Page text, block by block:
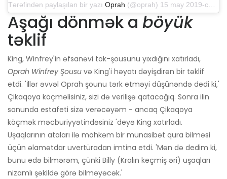
Tərəfindən paylaşılan bir yazı Oprah (@oprah) 15 may 2019-cu il tarixində 20: 04-də PDT
Aşağı dönmək a böyük
təklif
King, Winfrey'in əfsanəvi tok-şousunu yıxdığını xatırladı,
Oprah Winfrey Şousu və King'i həyatı dəyişdirən bir təklif
etdi. 'İllər əvvəl Oprah şounu tərk etməyi düşünəndə dedi ki,'
Çikaqoya köçməlisiniz, sizi də verilişə qatacağıq. Sonra ilin
sonunda estafeti sizə verəcəyəm - ancaq Çikaqoya
köçmək məcburiyyətindəsiniz 'deyə King xatırladı.
Uşaqlarının ataları ilə möhkəm bir münasibət qura bilməsi
üçün əlamətdar uvertüradan imtina etdi. 'Mən də dedim ki,
bunu edə bilmərəm, çünki Billy (Kralın keçmiş əri) uşaqları
nizamlı şəkildə görə bilməyəcək.'